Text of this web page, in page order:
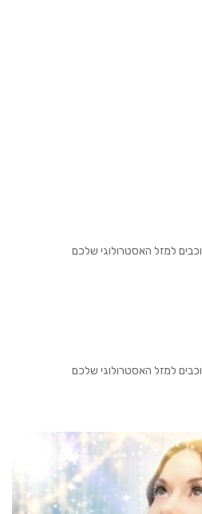
למזל האסטרולוגי שלכם
למזל האסטרולוגי שלכם